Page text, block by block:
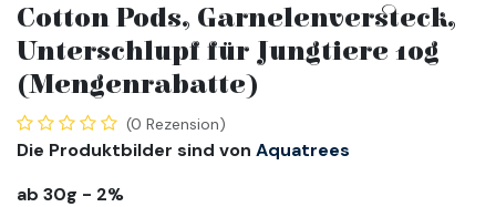
Cotton Pods, Garnelenversteck,
Unterschlupf für Jungtiere 10g
(Mengenrabatte)
(0 Rezension)
Die Produktbilder sind von Aquatrees
ab 30g - 2%